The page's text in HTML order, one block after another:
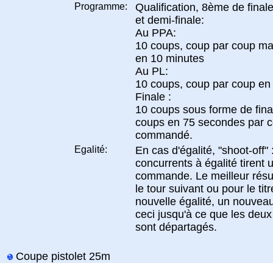
Programme:
Qualification, 8ème de
et demi-finale:
Au PPA:
10 coups, coup par coup
en 10 minutes
Au PL:
10 coups, coup par coup
Finale :
10 coups sous forme de
coups en 75 secondes par
commandé.
Egalité:
En cas d'égalité, "shoot-off"
concurrents à égalité tirent
commande. Le meilleur
le tour suivant ou pour le
nouvelle égalité, un
ceci jusqu'à ce que les
sont départagés.
Coupe pistolet 25m